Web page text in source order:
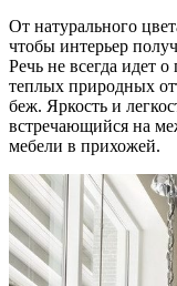
От натурального
чтобы интерьер
Речь не всегда идет
теплых природных
беж. Яркость и
встречающийся на
мебели в прихожей.